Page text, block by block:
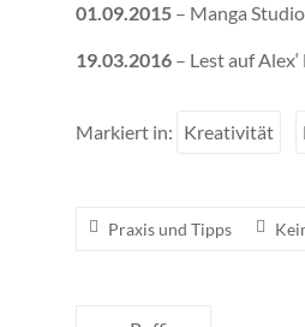
01.09.2015 – Manga
19.03.2016 – Lest auf
Markiert in: Kreativität
Praxis und Tipps